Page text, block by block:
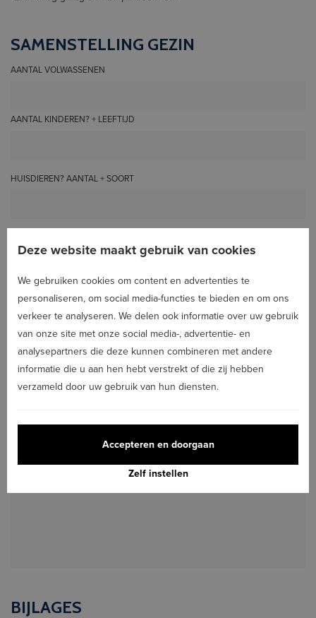
SAMENSTELLING GEZIN
AANTAL VOLWASSENEN
AANTAL KINDEREN? + LEEFTIJD
HUISDIEREN? AANTAL + SOORT
ANDERE INFORMATIE
REDEN VAN VERHUIS
GEWENSTE DATUM START HUURCONTRACT
VOORKEUR DUUR VAN CONTRACT MEER INFO
ANDERE OPMERKINGEN
BIJLAGES
Deze website maakt gebruik van cookies
We gebruiken cookies om content en advertenties te
personaliseren, om social media-functies te bieden en om ons
verkeer te analyseren. We delen ook informatie over uw gebruik
van onze site met onze social media-, advertentie- en
analysepartners die deze kunnen combineren met andere
informatie die u aan hen hebt verstrekt of die zij hebben
verzameld door uw gebruik van hun diensten.
Zelf instellen
Accepteren en doorgaan